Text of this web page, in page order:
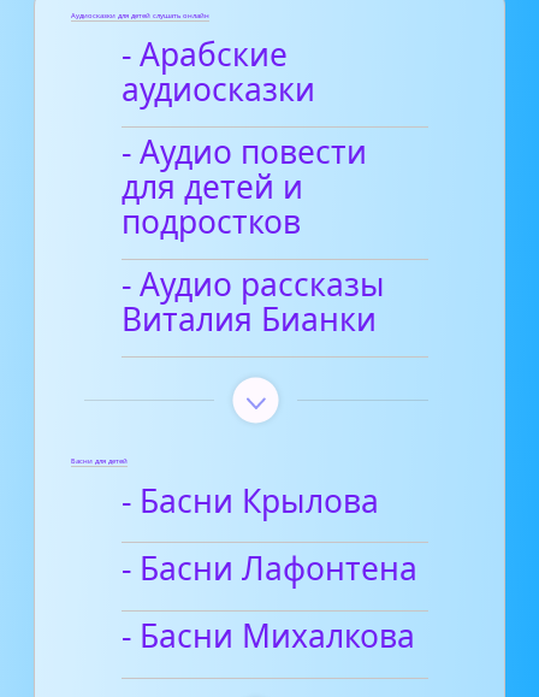
Аудиосказки для детей слушать онлайн
- Арабские
аудиосказки
- Аудио повести
для детей и
подростков
- Аудио рассказы
Виталия Бианки
Басни для детей
- Басни Крылова
- Басни Лафонтена
- Басни Михалкова